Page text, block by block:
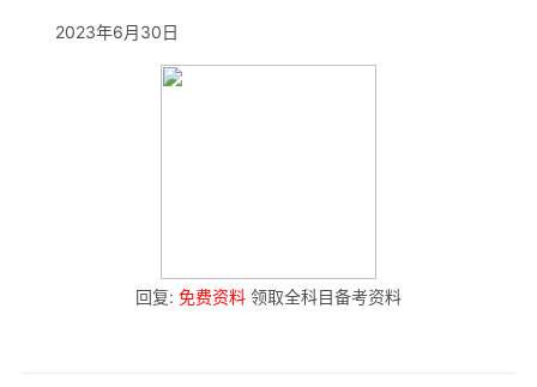
2023年6月30日
回复: 免费资料 领取全科目备考资料